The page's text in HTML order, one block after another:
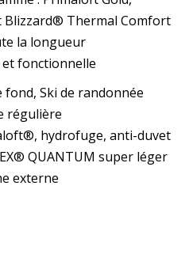
Thermal Comfort
la longueur
fonctionnelle
fond, Ski de randonnée
régulière
hydrofuge, anti-duvet
QUANTUM super léger
externe